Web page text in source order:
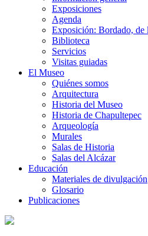
Exposiciones
Agenda
Exposición: Bordado, de
Biblioteca
Servicios
Visitas guiadas
El Museo
Quiénes somos
Arquitectura
Historia del Museo
Historia de Chapultepec
Arqueología
Murales
Salas de Historia
Salas del Alcázar
Educación
Materiales de divulgación
Glosario
Publicaciones